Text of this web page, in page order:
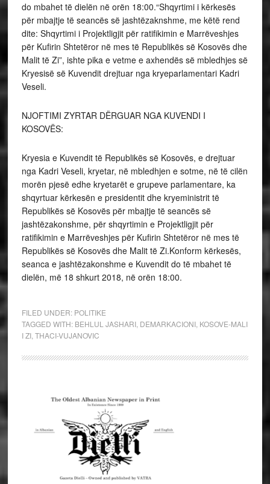
do mbahet të dielën në orën 18:00.“Shqyrtimi i kërkesës
për mbajtje të seancës së jashtëzaknshme, me këtë rend
dite: Shqyrtimi i Projektligjit për ratifikimin e Marrëveshjes
për Kufirin Shtetëror në mes të Republikës së Kosovës dhe
Malit të Zi”, ishte pika e vetme e axhendës së mbledhjes së
Kryesisë së Kuvendit drejtuar nga kryeparlamentari Kadri
Veseli.
NJOFTIMI ZYRTAR DËRGUAR NGA KUVENDI I
KOSOVËS:
Kryesia e Kuvendit të Republikës së Kosovës, e drejtuar
nga Kadri Veseli, kryetar, në mbledhjen e sotme, në të cilën
morën pjesë edhe kryetarët e grupeve parlamentare, ka
shqyrtuar kërkesën e presidentit dhe kryeministrit të
Republikës së Kosovës për mbajtje të seancës së
jashtëzakonshme, për shqyrtimin e Projektligjit për
ratifikimin e Marrëveshjes për Kufirin Shtetëror në mes të
Republikës së Kosovës dhe Malit të Zi.Konform kërkesës,
seanca e jashtëzakonshme e Kuvendit do të mbahet të
dielën, më 18 shkurt 2018, në orën 18:00.
FILED UNDER: POLITIKE
TAGGED WITH: BEHLUL JASHARI, DEMARKACIONI, KOSOVE-MALI
I ZI, THACI-VUJANOVIC